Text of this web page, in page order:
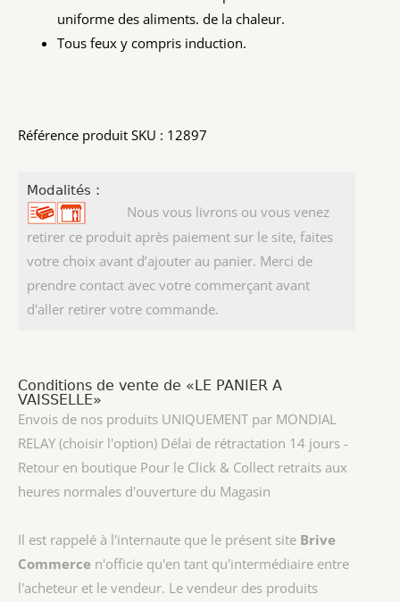
uniforme des aliments. de la chaleur.
Tous feux y compris induction.
Référence produit SKU : 12897
Modalités :
Nous vous livrons ou vous venez
retirer ce produit après paiement sur le site, faites
votre choix avant d’ajouter au panier. Merci de
prendre contact avec votre commerçant avant
d'aller retirer votre commande.
Conditions de vente de «LE PANIER A
VAISSELLE»
Envois de nos produits UNIQUEMENT par MONDIAL
RELAY (choisir l'option) Délai de rétractation 14 jours -
Retour en boutique Pour le Click & Collect retraits aux
heures normales d'ouverture du Magasin
Il est rappelé à l'internaute que le présent site Brive
Commerce n'officie qu'en tant qu'intermédiaire entre
l'acheteur et le vendeur. Le vendeur des produits